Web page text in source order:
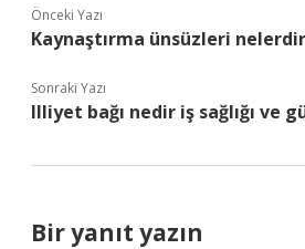
Önceki Yazı
Kaynaştırma ünsüzleri
Sonraki Yazı
Illiyet bağı nedir iş sağlığı ve
Bir yanıt yazın